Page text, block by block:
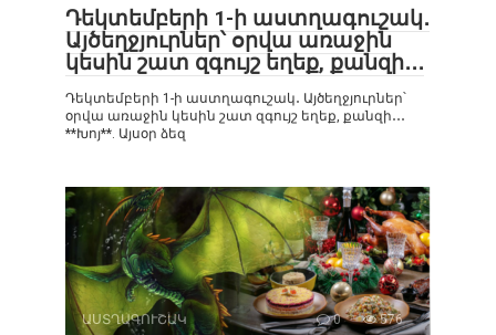
Դեկտեմբերի 1-ի աստղագուշակ․
Այծեղջյուրներ՝ օրվա առաջին
կեսին շատ զգույշ եղեք, քանզի․․․
Դեկտեմբերի 1-ի աստղագուշակ․ Այծեղջյուրներ՝
օրվա առաջին կեսին շատ զգույշ եղեք, քանզի․․․
**Խոյ**. Այսօր ձեզ
ԱՍՏՂԱԳՈՒՇԱԿ 0 576